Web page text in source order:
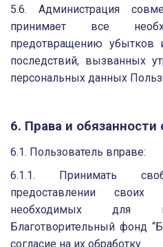
5.6. Администрация
принимает все
предотвращению убытков
последствий, вызванных
персональных данных
6. Права и обязанности
6.1. Пользователь вправе:
6.1.1. Принимать
предоставлении своих
необходимых для
Благотворительный фонд
согласие на их обработку.